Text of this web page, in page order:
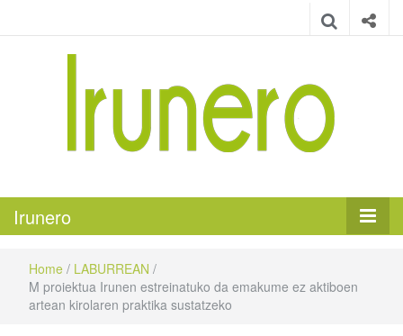
Irunero
Home / LABURREAN /
M proiektua Irunen estreinatuko da emakume ez aktiboen
artean kirolaren praktika sustatzeko